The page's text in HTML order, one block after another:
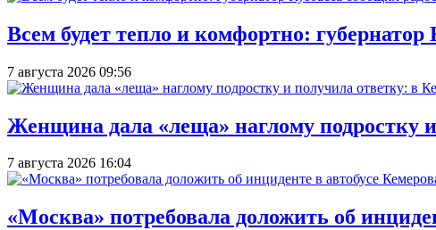
Всем будет тепло и комфортно:
7 августа 2026 09:56
Женщина дала «леща» наглому подростку
7 августа 2026 16:04
«Москва» потребовала доложить об